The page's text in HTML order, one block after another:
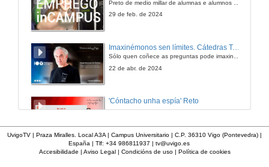
29 de feb. de 2024
Imaxinémonos sen límites. Cátedras Telefónica
Sólo quen coñece as preguntas pode imaxinar novas respostas
22 de abr. de 2024
'Cóntacho unha espía' Reto
'Cóntacho unha espía' Criptografía
UvigoTV | Praza Miralles. Local A3A | Campus Universitario | C.P. 36310 Vigo (Pontevedra) |
España | Tlf: +34 986811937 | tv@uvigo.es
Accesibilidade | Aviso Legal| Condicións de uso| Política de cookies